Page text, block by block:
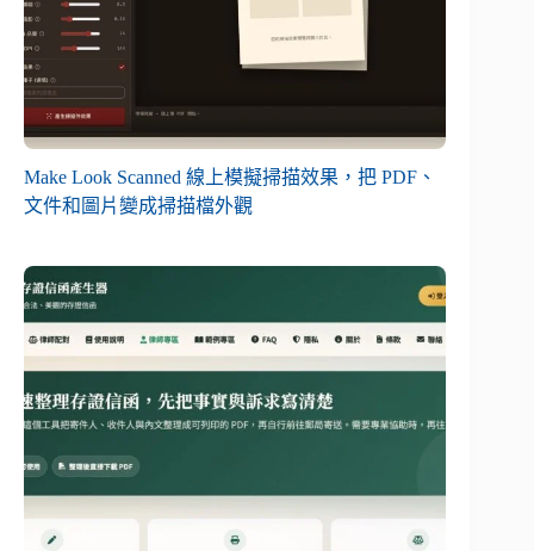
Make Look Scanned 線上模擬掃描效果，把 PDF、
文件和圖片變成掃描檔外觀